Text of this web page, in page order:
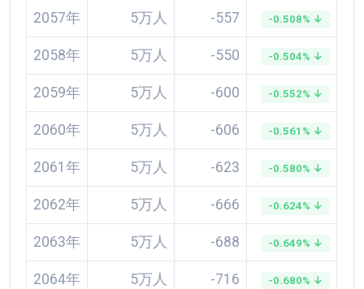
2057年 5万人 -557 -0.508% ↓
2058年 5万人 -550 -0.504% ↓
2059年 5万人 -600 -0.552% ↓
2060年 5万人 -606 -0.561% ↓
2061年 5万人 -623 -0.580% ↓
2062年 5万人 -666 -0.624% ↓
2063年 5万人 -688 -0.649% ↓
2064年 5万人 -716 -0.680% ↓